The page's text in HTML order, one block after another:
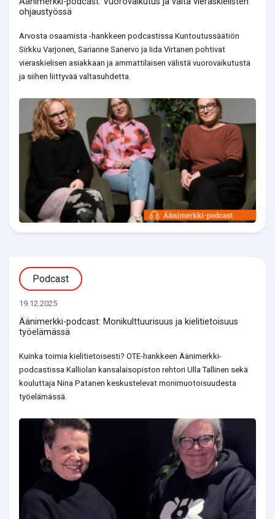
ohjaustyössä
Arvosta osaamista -hankkeen podcastissa Kuntoutussäätiön
Sirkku Varjonen, Sarianne Sanervo ja Iida Virtanen pohtivat
vieraskielisen asiakkaan ja ammattilaisen välistä vuorovaikutusta
ja siihen liittyvää valtasuhdetta.
Podcast
19.12.2025
Äänimerkki-podcast: Monikulttuurisuus ja kielitietoisuus
työelämässä
Kuinka toimia kielitietoisesti? OTE-hankkeen Äänimerkki-
podcastissa Kalliolan kansalaisopiston rehtori Ulla Tallinen sekä
kouluttaja Nina Patanen keskustelevat monimuotoisuudesta
työelämässä.